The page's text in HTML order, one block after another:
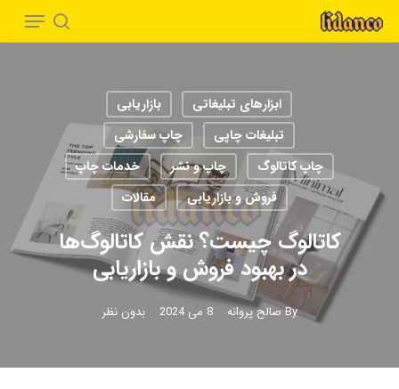
search
Menu
ابزارهای تبلیغاتی
بازاریابی
تبلیغات چاپی
چاپ سفارشی
چاپ کاتالوگ
چاپ و نشر
خدمات چاپ
فروش و بازاریابی
مقالات
کاتالوگ چیست؟ نقش کاتالوگ‌ها
در بهبود فروش و بازاریابی
Byصالح پروانه 8 می 2024 بدون نظر